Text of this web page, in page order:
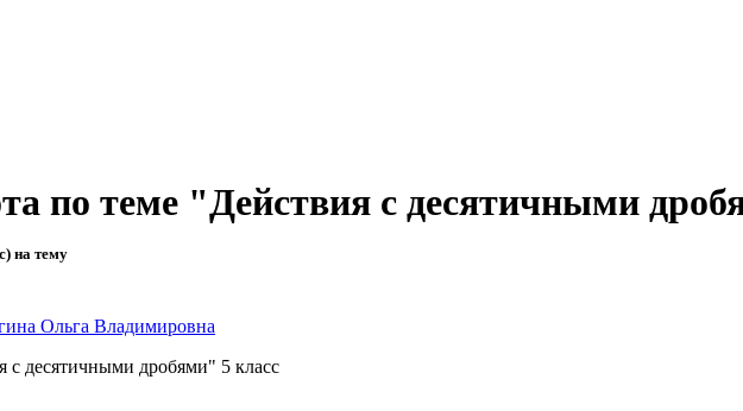
по теме "Действия с десятичными
на тему
Ольга Владимировна
с десятичными дробями" 5 класс